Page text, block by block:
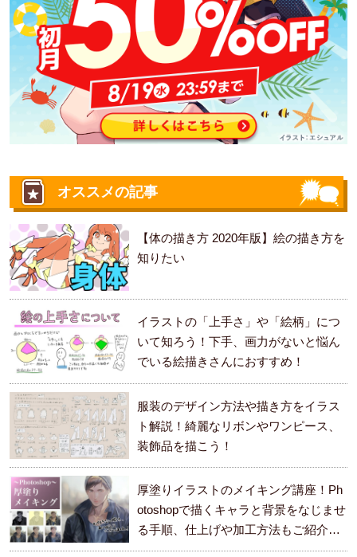
オススメの記事
【体の描き方 2020年版】絵の描き方を
知りたい
イラストの「上手さ」や「絵柄」につ
いて知ろう！下手、画力がないと悩ん
でいる絵描きさんにおすすめ！
服装のデザイン方法や描き方をイラス
ト解説！綺麗なリボンやワンピース、
装飾品を描こう！
厚塗りイラストのメイキング講座！Ph
otoshopで描くキャラと背景をなじませ
る手順、仕上げや加工方法もご紹介し
ます。